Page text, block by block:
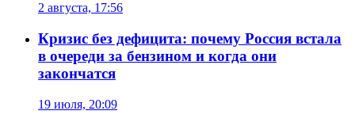
2 августа, 17:56
Кризис без дефицита: почему Россия встала
в очереди за бензином и когда они
закончатся
19 июля, 20:09